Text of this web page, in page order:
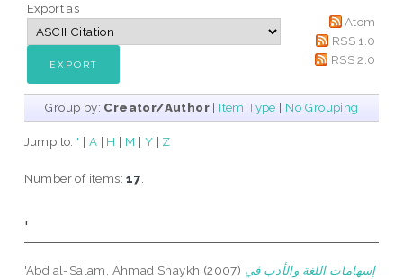
Export as
Atom
RSS 1.0
RSS 2.0
Group by: Creator/Author | Item Type | No Grouping
Jump to: ' | A | H | M | Y | Z
Number of items:17
'
'Abd al-Salam, Ahmad Shaykh (2007) إسهامات اللغة والأدب في